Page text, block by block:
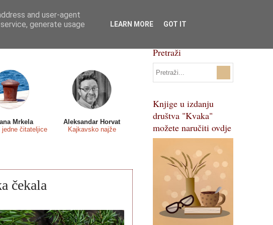
Eseji Svi natječaji
Pojmovnik
Mrkela
jedne čitateljice
Aleksandar Horvat
Kajkavsko najže
čekala
Pretraži
Knjige u izdanju
društva "Kvaka"
možete naručiti ovdje
and user-agent
generate usage
LEARN MORE GOT IT